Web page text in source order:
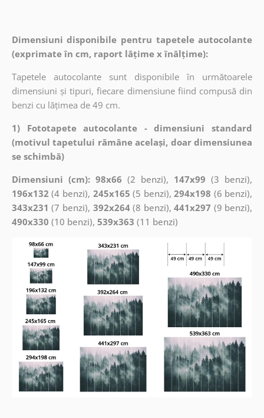
Dimensiuni disponibile pentru tapetele autocolante
(exprimate în cm, raport lățime x înălțime):
Tapetele autocolante sunt disponibile în următoarele
dimensiuni și tipuri, fiecare dimensiune fiind compusă din
benzi cu lățimea de 49 cm.
1) Fototapete autocolante - dimensiuni standard
(motivul tapetului rămâne același, doar dimensiunea
se schimbă)
Dimensiuni (cm): 98x66 (2 benzi), 147x99 (3 benzi),
196x132 (4 benzi), 245x165 (5 benzi),294x198 (6 benzi),
343x231 (7 benzi), 392x264(8 benzi),441x297 (9 benzi),
490x330 (10 benzi), 539x363 (11 benzi)